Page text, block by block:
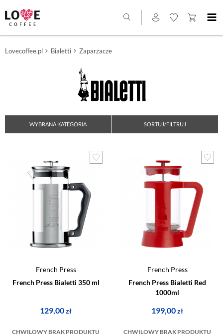
Lovecoffee.pl Bialetti Zaparzacze
WYBRANA KATEGORIA SORTUJ/FILTRUJ
French Press
French Press Bialetti 350 ml
129,00zł
CHWILOWY BRAK PRODUKTU
French Press
French Press Bialetti Red
1000ml
199,00zł
CHWILOWY BRAK PRODUKTU